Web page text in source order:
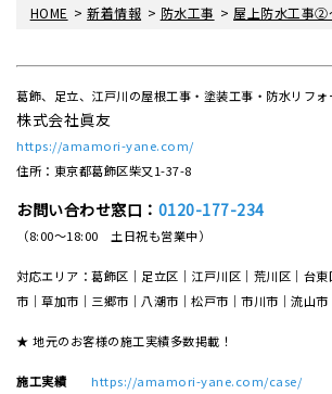
HOME >新着情報 > 防水工事 > 屋上防水工事②
葛飾、足立、江戸川の屋根工事・塗装工事・防水リフ
株式会社眞友
https://amamori-yane.com/
住所：東京都葛飾区柴又1-37-8
お問い合わせ窓口： 0120-177-234
（8:00～18:00 土日祝も営業中）
対応エリア：葛飾区｜足立区｜江戸川区｜荒川区｜台
市｜草加市｜三郷市｜八潮市｜松⼾市｜市川市｜流⼭市
★ 地元のお客様の施工実績多数掲載！
施工実績
https://amamori-yane.com/case/